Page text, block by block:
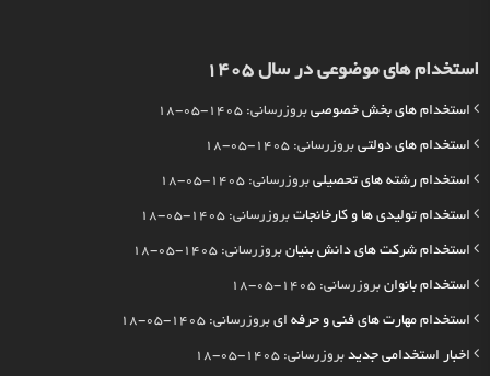
استخدام های موضوعی در سال 1405
استخدام های بخش خصوصی بروزرسانی: 1405-05-18
استخدام های دولتی بروزرسانی: 1405-05-18
استخدام رشته های تحصیلی بروزرسانی: 1405-05-18
استخدام تولیدی ها و کارخانجات بروزرسانی: 1405-05-18
استخدام شرکت های دانش بنیان بروزرسانی: 1405-05-18
استخدام بانوان بروزرسانی: 1405-05-18
استخدام مهارت های فنی و حرفه ای بروزرسانی: 1405-05-18
اخبار استخدامی جدید بروزرسانی: 1405-05-18